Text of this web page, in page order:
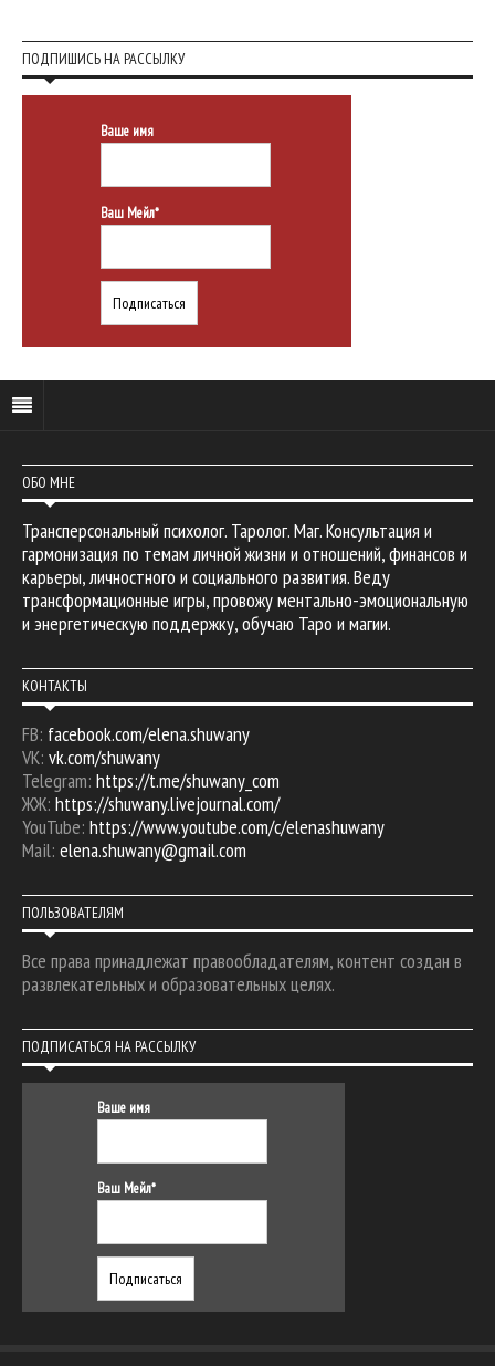
ПОДПИШИСЬ НА РАССЫЛКУ
Ваше имя
Ваш Мейл*
ОБО МНЕ
Трансперсональный психолог. Таролог. Маг. Консультация и
гармонизация по темам личной жизни и отношений, финансов и
карьеры, личностного и социального развития. Веду
трансформационные игры, провожу ментально-эмоциональную
и энергетическую поддержку, обучаю Таро и магии.
КОНТАКТЫ
FB: facebook.com/elena.shuwany
VK: vk.com/shuwany
Telegram: https://t.me/shuwany_com
ЖЖ: https://shuwany.livejournal.com/
YouTube: https://www.youtube.com/c/elenashuwany
Mail: elena.shuwany@gmail.com
ПОЛЬЗОВАТЕЛЯМ
Все права принадлежат правообладателям, контент создан в
развлекательных и образовательных целях.
ПОДПИСАТЬСЯ НА РАССЫЛКУ
Ваше имя
Ваш Мейл*